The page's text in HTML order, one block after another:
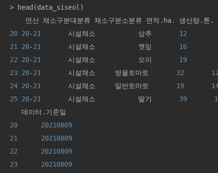
> head(data_siseol)
20 20-21
       시설채소           상추
12
21
20-21
       시설채소           깻잎
16
22
20-21
       시설채소           오이
19
23 20-21
       시설채소     방울토마토
32
24 20-21
       시설채소     일반토마토
19
25 20-21
       시설채소           딸기
39
20
20210809
21
20210809
22
20210809
23
20210809